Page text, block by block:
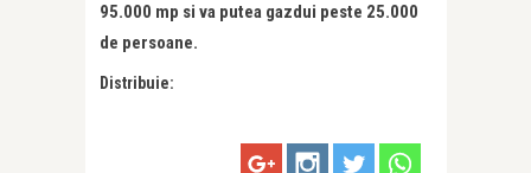
95.000 mp si va putea gazdui peste 25.000
de persoane.
Distribuie: